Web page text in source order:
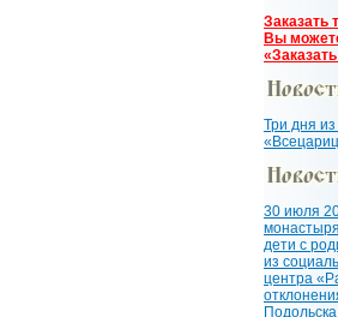
Заказать
Вы
Три дня
30 июля
дети с
из
центра